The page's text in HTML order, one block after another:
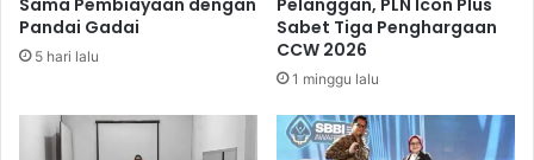
a
p
r
s
t
t
e
Pandai Gadai
5 hari lalu
Sabet Tiga Penghargaan
CCW 2026
1 minggu lalu